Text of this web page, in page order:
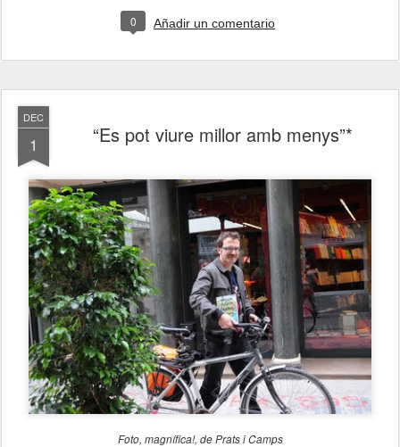
0 Añadir un comentario
DEC
1 “Es pot viure millor amb menys”*
Foto, magnífica!, de Prats i Camps